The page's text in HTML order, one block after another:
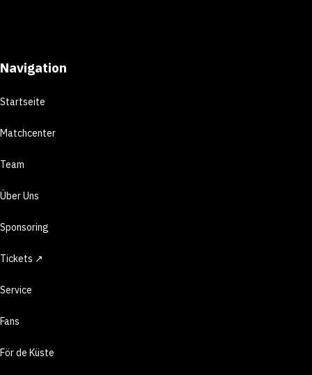
Navigation
Startseite
Matchcenter
Team
Über Uns
Sponsoring
Tickets ↗
Service
Fans
För de Küste